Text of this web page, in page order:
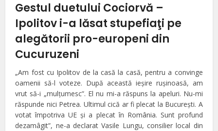
Gestul duetului Cociorvă –
Ipolitov i-a lăsat stupefiaţi pe
alegătorii pro-europeni din
Cucuruzeni
„Am fost cu Ipolitov de la casă la casă, pentru a convinge
oamenii să-l voteze. După această ieşire ruşinoasă, am
vrut să-i „mulţumesc”. El nu mi-a răspuns la apeluri. Nu-mi
răspunde nici Petrea. Ultimul cică ar fi plecat la Bucureşti. A
votat împotriva UE şi a plecat în România. Sunt profund
dezamâgit”, ne-a declarat Vasile Lungu, consilier local din